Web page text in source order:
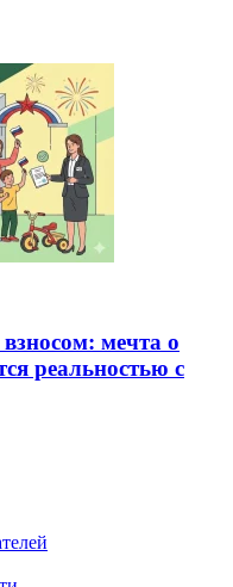
мечта о
реальностью с